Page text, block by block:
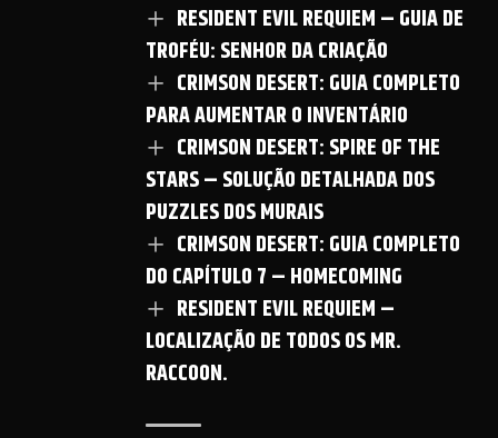
RESIDENT EVIL REQUIEM – GUIA DE
TROFÉU: SENHOR DA CRIAÇÃO
CRIMSON DESERT: GUIA COMPLETO
PARA AUMENTAR O INVENTÁRIO
CRIMSON DESERT: SPIRE OF THE
STARS – SOLUÇÃO DETALHADA DOS
PUZZLES DOS MURAIS
CRIMSON DESERT: GUIA COMPLETO
DO CAPÍTULO 7 – HOMECOMING
RESIDENT EVIL REQUIEM –
LOCALIZAÇÃO DE TODOS OS MR.
RACCOON.